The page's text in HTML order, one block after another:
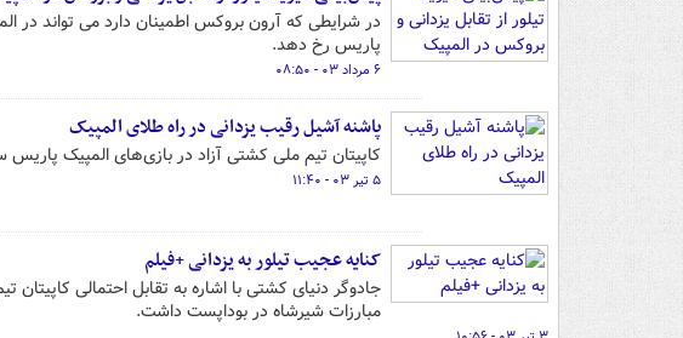
در شرایطی که آرون بروکس اطمینان دارد می تواند در
پاریس رخ دهد.
۶ مرداد ۰۳ - ۰۸:۵۰
پاشنه آشیل رقیب یزدانی در راه طلای المپیک
کاپیتان تیم ملی کشتی آزاد در بازی‌های المپیک
۵ تیر ۰۳ - ۱۱:۴۰
کنایه عجیب تیلور به یزدانی +فیلم
جادوگر دنیای کشتی با اشاره به تقابل احتمالی
مبارزات شیرشاه در بوداپست داشت.